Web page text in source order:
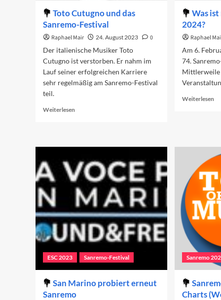
Toto Cutugno und das
Sanremo-Festival
Raphael Mair 24. August 2023
0
Der italienische Musiker Toto
Cutugno ist verstorben. Er nahm im
Lauf seiner erfolgreichen Karriere
sehr regelmäßig am Sanremo-Festival
teil.
Weiterlesen
Cutugno
das
Sanremo-
Festival
Was
2024?
Raphael
Am 6.
74.
Mittlerweile
Weiterlesen
in
ESC 2023 Sanremo-Festival
San Marino probiert erneut
Sanremo
Sanremo
Charts